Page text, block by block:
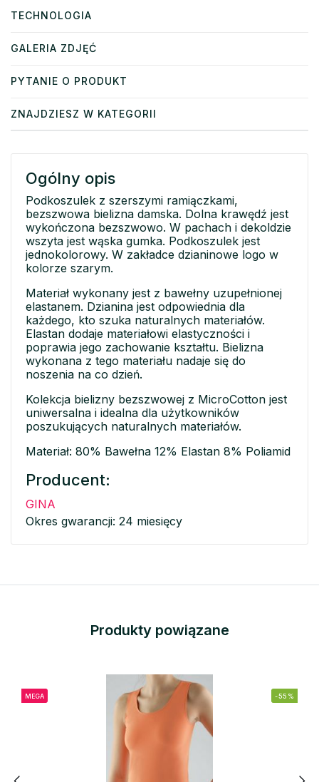
TECHNOLOGIA
GALERIA ZDJĘĆ
PYTANIE O PRODUKT
ZNAJDZIESZ W KATEGORII
Ogólny opis
Podkoszulek z szerszymi ramiączkami,
bezszwowa bielizna damska. Dolna krawędź jest
wykończona bezszwowo. W pachach i dekoldzie
wszyta jest wąska gumka. Podkoszulek jest
jednokolorowy. W zakładce dzianinowe logo w
kolorze szarym.
Materiał wykonany jest z bawełny uzupełnionej
elastanem. Dzianina jest odpowiednia dla
każdego, kto szuka naturalnych materiałów.
Elastan dodaje materiałowi elastyczności i
poprawia jego zachowanie kształtu. Bielizna
wykonana z tego materiału nadaje się do
noszenia na co dzień.
Kolekcja bielizny bezszwowej z MicroCotton jest
uniwersalna i idealna dla użytkowników
poszukujących naturalnych materiałów.
Materiał: 80% Bawełna 12% Elastan 8% Poliamid
Producent:
GINA
Okres gwarancji: 24 miesięcy
Produkty powiązane
MEGA -55%